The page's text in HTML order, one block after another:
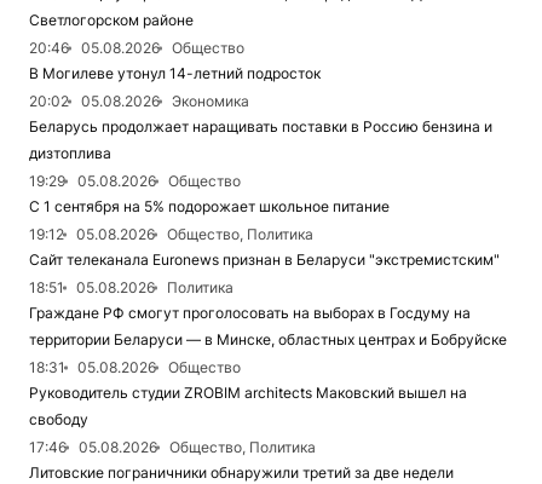
Светлогорском районе
20:46
05.08.2026
Общество
В Могилеве утонул 14-летний подросток
20:02
05.08.2026
Экономика
Беларусь продолжает наращивать поставки в Россию бензина и
дизтоплива
19:29
05.08.2026
Общество
С 1 сентября на 5% подорожает школьное питание
19:12
05.08.2026
Общество, Политика
Сайт телеканала Euronews признан в Беларуси "экстремистским"
18:51
05.08.2026
Политика
Граждане РФ смогут проголосовать на выборах в Госдуму на
территории Беларуси — в Минске, областных центрах и Бобруйске
18:31
05.08.2026
Общество
Руководитель студии ZROBIM architects Маковский вышел на
свободу
17:46
05.08.2026
Общество, Политика
Литовские пограничники обнаружили третий за две недели